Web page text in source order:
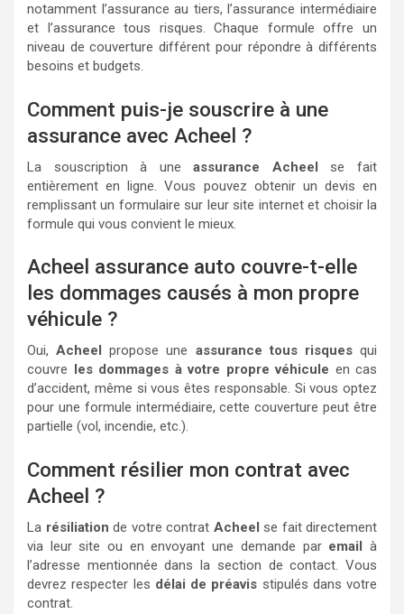
notamment l’assurance au tiers, l’assurance intermédiaire
et l’assurance tous risques. Chaque formule offre un
niveau de couverture différent pour répondre à différents
besoins et budgets.
Comment puis-je souscrire à une
assurance avec Acheel ?
La souscription à uneassurance Acheel se fait
entièrement en ligne. Vous pouvez obtenir un devis en
remplissant un formulaire sur leur site internet et choisir la
formule qui vous convient le mieux.
Acheel assurance auto couvre-t-elle
les dommages causés à mon propre
véhicule ?
Oui,Acheel propose une assurance tous risquesqui
couvre les dommages à votre propre véhicule en cas
d’accident, même si vous êtes responsable. Si vous optez
pour une formule intermédiaire, cette couverture peut être
partielle (vol, incendie, etc.).
Comment résilier mon contrat avec
Acheel ?
La résiliation de votre contrat Acheel se fait directement
via leur site ou en envoyant une demande par email à
l’adresse mentionnée dans la section de contact. Vous
devrez respecter les délai de préavis stipulés dans votre
contrat.